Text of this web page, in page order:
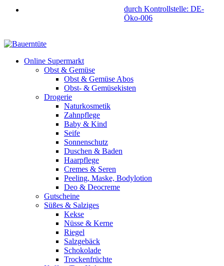
durch Kontrollstelle: DE-
Öko-006
Online Supermarkt
Obst & Gemüse
Obst & Gemüse Abos
Obst- & Gemüsekisten
Drogerie
Naturkosmetik
Zahnpflege
Baby & Kind
Seife
Sonnenschutz
Duschen & Baden
Haarpflege
Cremes & Seren
Peeling, Maske, Bodylotion
Deo & Deocreme
Gutscheine
Süßes & Salziges
Kekse
Nüsse & Kerne
Riegel
Salzgebäck
Schokolade
Trockenfrüchte